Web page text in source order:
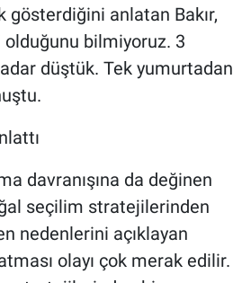
anlatan Bakır,
olduğunu bilmiyoruz. 3
düştük. Tek yumurtadan
davranışına da değinen
seçilim stratejilerinden
nedenlerini açıklayan
olayı çok merak edilir.